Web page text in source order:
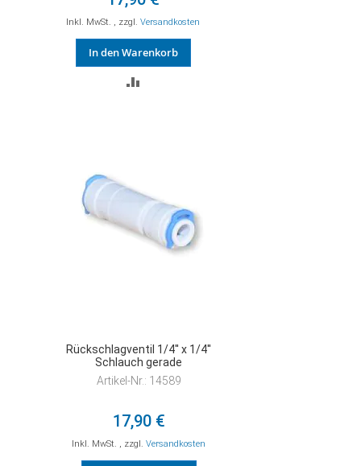
Inkl. MwSt. , zzgl. Versandkosten
In den Warenkorb
Rückschlagventil 1/4'' x 1/4''
Schlauch gerade
Artikel-Nr.: 14589
17,90 €
Inkl. MwSt. , zzgl.Versandkosten